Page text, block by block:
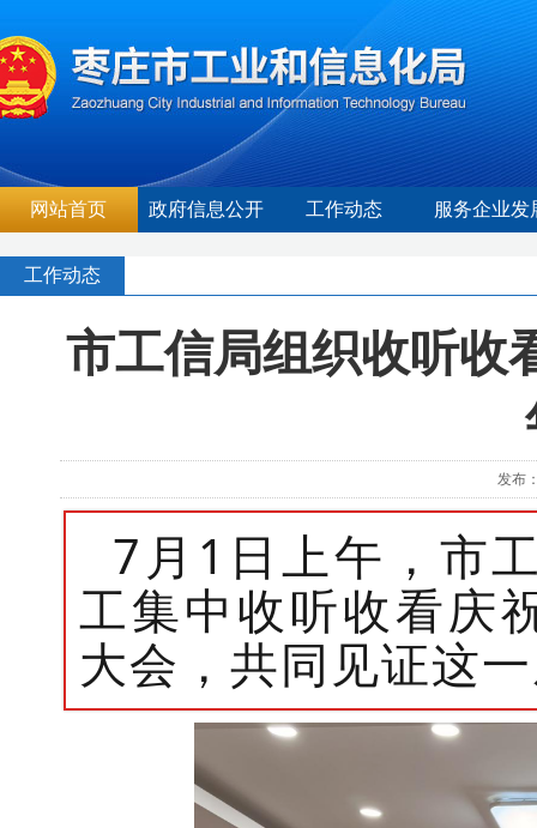
网站首页 政府信息公开 工作动态 服务企业发
工作动态
市工信局组织收听收
发布
7月1日上午 ， 市
工集中收听收看庆
大会，共同见证这